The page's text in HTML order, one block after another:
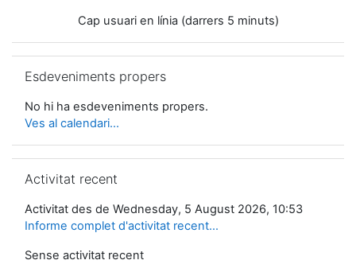
Cap usuari en línia (darrers 5 minuts)
Esdeveniments propers
No hi ha esdeveniments propers.
Ves al calendari...
Activitat recent
Activitat des de Wednesday, 5 August 2026, 10:53
Informe complet d'activitat recent...
Sense activitat recent